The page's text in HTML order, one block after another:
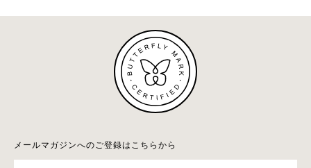
メールマガジンへのご登録はこちらから